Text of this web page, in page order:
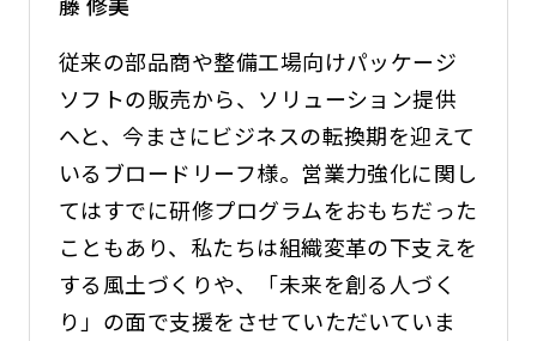
従来の部品商や整備工場向けパッケージ
ソフトの販売から、ソリューション提供
へと、今まさにビジネスの転換期を迎えて
いるブロードリーフ様。営業力強化に関し
てはすでに研修プログラムをおもちだった
こともあり、私たちは組織変革の下支えを
する風土づくりや、「未来を創る人づく
り」の面で支援をさせていただいていま